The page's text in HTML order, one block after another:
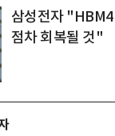
삼성전자
점차 회복될 것"